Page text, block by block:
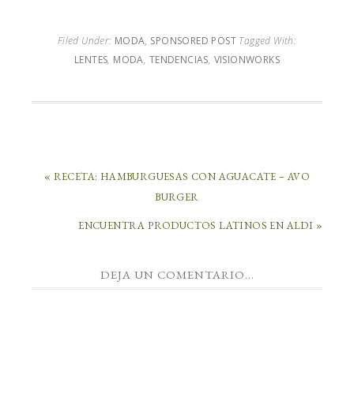
Filed Under: MODA, SPONSORED POST Tagged With:
LENTES, MODA, TENDENCIAS, VISIONWORKS
« RECETA: HAMBURGUESAS CON AGUACATE – AVO
BURGER
ENCUENTRA PRODUCTOS LATINOS EN ALDI »
DEJA UN COMENTARIO...